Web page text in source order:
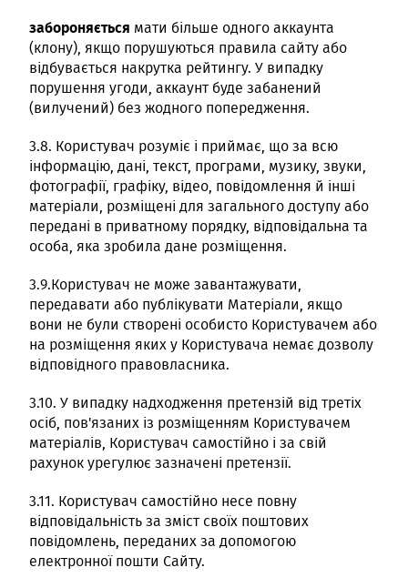
забороняється мати більше одного аккаунта
(клону), якщо порушуються правила сайту або
відбувається накрутка рейтингу. У випадку
порушення угоди, аккаунт буде забанений
(вилучений) без жодного попередження.
3.8. Користувач розуміє і приймає, що за всю
інформацію, дані, текст, програми, музику, звуки,
фотографії, графіку, відео, повідомлення й інші
матеріали, розміщені для загального доступу або
передані в приватному порядку, відповідальна та
особа, яка зробила дане розміщення.
3.9.Користувач не може завантажувати,
передавати або публікувати Матеріали, якщо
вони не були створені особисто Користувачем або
на розміщення яких у Користувача немає дозволу
відповідного правовласника.
3.10. У випадку надходження претензій від третіх
осіб, пов'язаних із розміщенням Користувачем
матеріалів, Користувач самостійно і за свій
рахунок урегулює зазначені претензії.
3.11. Користувач самостійно несе повну
відповідальність за зміст своїх поштових
повідомлень, переданих за допомогою
електронної пошти Сайту.